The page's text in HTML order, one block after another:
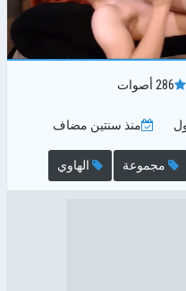
286 أصوات
منذ سنتين مضاف
مجموعة الهاوي